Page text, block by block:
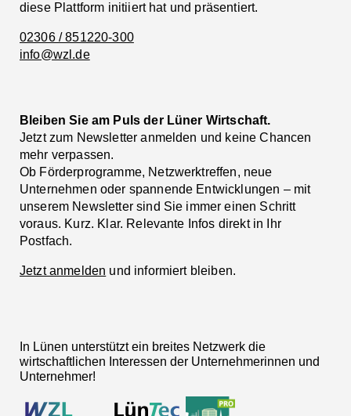
diese Plattform initiiert hat und präsentiert.
02306 / 851220-300
info@wzl.de
Bleiben Sie am Puls der Lüner Wirtschaft.
Jetzt zum Newsletter anmelden und keine Chancen
mehr verpassen.
Ob Förderprogramme, Netzwerktreffen, neue
Unternehmen oder spannende Entwicklungen – mit
unserem Newsletter sind Sie immer einen Schritt
voraus. Kurz. Klar. Relevante Infos direkt in Ihr
Postfach.
Jetzt anmelden und informiert bleiben.
In Lünen unterstützt ein breites Netzwerk die
wirtschaftlichen Interessen der Unternehmerinnen und
Unternehmer!